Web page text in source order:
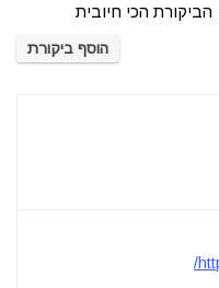
הביקורת הכי חיובית
הוסף ביקורת